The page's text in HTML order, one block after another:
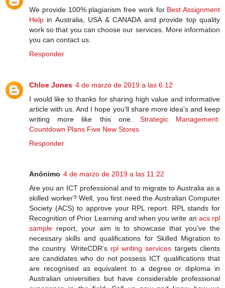
We provide 100% plagiarism free work for Best Assignment
Help in Australia, USA & CANADA and provide top quality
work so that you can choose our services. More information
you can contact us.
Responder
Chloe Jones 4 de marzo de 2019 a las 6:12
I would like to thanks for sharing high value and informative
article with us. And I hope you'll share more idea's and keep
writing more like this one. Strategic Management:
Countdown Plans Five New Stores
Responder
Anónimo 4 de marzo de 2019 a las 11:22
Are you an ICT professional and to migrate to Australia as a
skilled worker? Well, you first need the Australian Computer
Society (ACS) to approve your RPL report. RPL stands for
Recognition of Prior Learning and when you write an acs rpl
sample report, your aim is to showcase that you've the
necessary skills and qualifications for Skilled Migration to
the country. WriteCDR’s rpl writing services targets clients
are candidates who do not possess ICT qualifications that
are recognised as equivalent to a degree or diploma in
Australian universities but have considerable professional